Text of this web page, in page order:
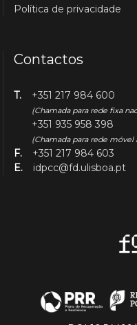
Política de privacidade
Contactos
T. +351 217 984 600
(Chamada para rede fixa
+351 935 958 398
(Chamada para rede móvel
F.
+351 217 984 603
E.
idpcc@fd.ulisboa.pt